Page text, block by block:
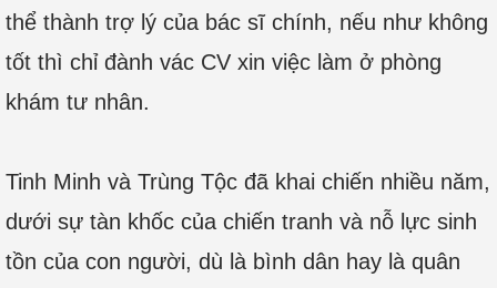
thể thành trợ lý của bác sĩ chính, nếu như không
tốt thì chỉ đành vác CV xin việc làm ở phòng
khám tư nhân.
Tinh Minh và Trùng Tộc đã khai chiến nhiều năm,
dưới sự tàn khốc của chiến tranh và nỗ lực sinh
tồn của con người, dù là bình dân hay là quân